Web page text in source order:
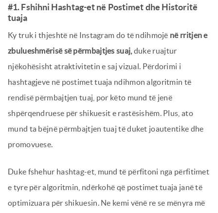
#1. Fshihni Hashtag-et në Postimet dhe Historitë
tuaja
Ky truk i thjeshtë në Instagram do të ndihmojë në rritjen e
zbulueshmërisë së përmbajtjes suaj, duke ruajtur
njëkohësisht atraktivitetin e saj vizual. Përdorimi i
hashtagjeve në postimet tuaja ndihmon algoritmin të
rendisë përmbajtjen tuaj, por këto mund të jenë
shpërqendruese për shikuesit e rastësishëm. Plus, ato
mund ta bëjnë përmbajtjen tuaj të duket joautentike dhe
promovuese.
Duke fshehur hashtag-et, mund të përfitoni nga përfitimet
e tyre për algoritmin, ndërkohë që postimet tuaja janë të
optimizuara për shikuesin. Ne kemi vënë re se mënyra më